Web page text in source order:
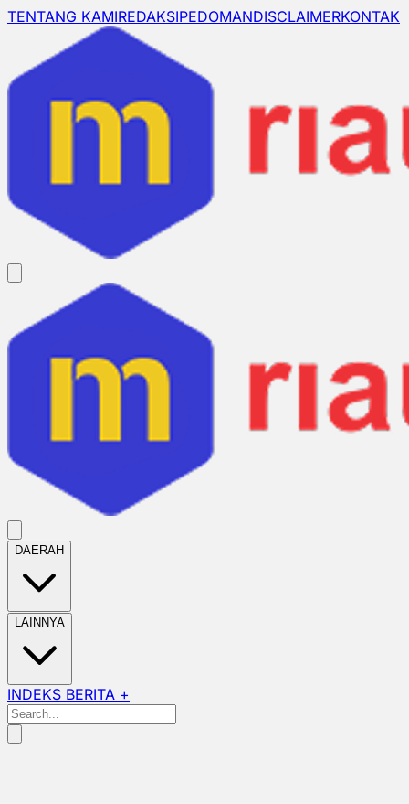
TENTANG KAMIREDAKSIPEDOMANDISCLAIMERKONTAK
DAERAH
LAINNYA
INDEKS BERITA +